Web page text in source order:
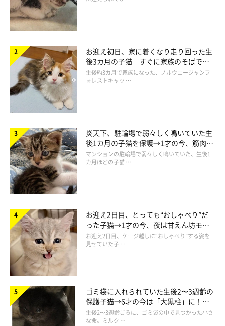
しっぽが顔に直撃！
@yuuko.0625
お迎え初日、家に着くなり走り回った生
後3カ月の子猫 すぐに家族のそばで落
ち着く姿に「迎えてよかった」
生後約3カ月で家族になった、ノルウェージャンフ
ォレストキャッ …
炎天下、駐輪場で弱々しく鳴いていた生
後1カ月の子猫を保護→1才の今、筋肉質
でツンデレなコに成長
マンションの駐輪場で弱々しく鳴いていた、生後1
カ月ほどの子猫 …
お迎え2日目、とっても“おしゃべり”だ
った子猫→1才の今、夜は甘えん坊モー
ドになるコに成長！
お迎え2日目、ケージ越しに“おしゃべり”する姿を
見せていた子 …
ゴミ袋に入れられていた生後2〜3週齢の
保護子猫→6才の今は「大黒柱」に！
美しい黒猫に成長した姿にグッとくる
生後2〜3週齢ごろに、ゴミ袋の中で見つかった小さ
な命。ミルク …